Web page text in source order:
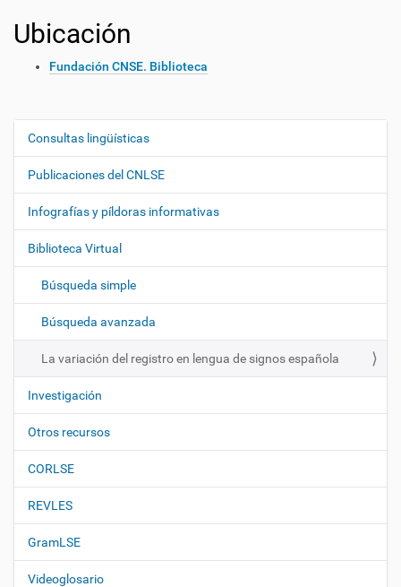
Ubicación
Fundación CNSE. Biblioteca
N
e
g
a
i
n
Consultas lingüísticas
Publicaciones del CNLSE
Infografías y píldoras informativas
Biblioteca Virtual
Búsqueda simple
Búsqueda avanzada
La variación del registro en lengua de signos española
Investigación
Otros recursos
CORLSE
REVLES
GramLSE
Videoglosario